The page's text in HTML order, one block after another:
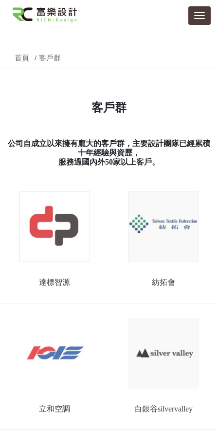
首頁 客戶群
客戶群
公司自成立以來擁有龐大的客戶群，主要設計團隊已經累積
十年經驗與資歷，
服務過國內外50家以上客戶。
達標智源 紡拓會
立和空調 白銀谷silvervalley